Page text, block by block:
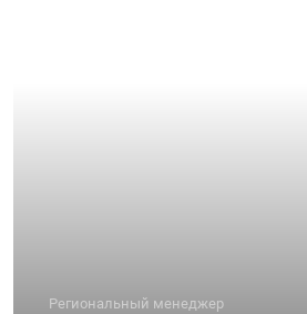
Региональный менеджер